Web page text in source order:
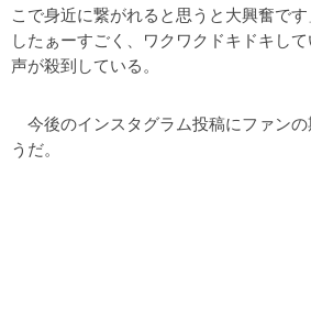
こで身近に繋がれると思うと大興奮で
したぁーすごく、ワクワクドキドキし
声が殺到している。
今後のインスタグラム投稿にファンの
うだ。